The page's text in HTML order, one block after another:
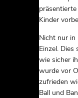
Kinder
Nicht nur in
Einzel.
wie sicher
wurde vor
zufrieden
Ball und